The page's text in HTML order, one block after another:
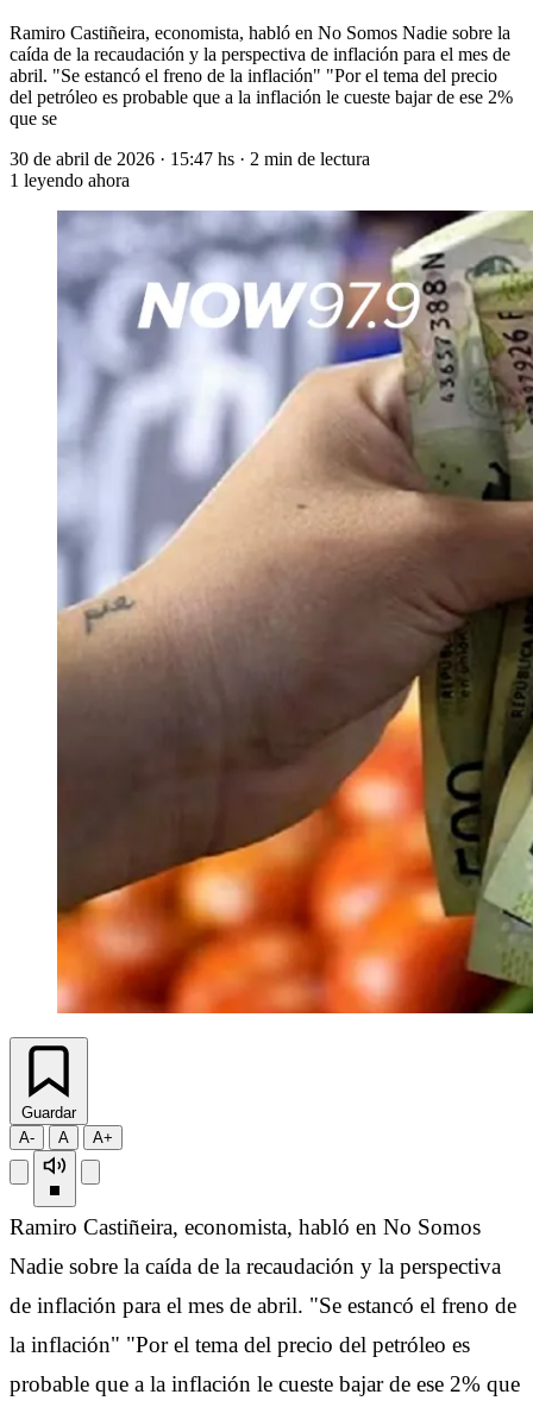
Ramiro Castiñeira, economista, habló en No Somos Nadie sobre la
caída de la recaudación y la perspectiva de inflación para el mes de
abril. "Se estancó el freno de la inflación" "Por el tema del precio
del petróleo es probable que a la inflación le cueste bajar de ese 2%
que se
30 de abril de 2026 · 15:47 hs · 2 min de lectura
1 leyendo ahora
Guardar
A-
A A+
Ramiro Castiñeira, economista, habló en No Somos
Nadie sobre la caída de la recaudación y la perspectiva
de inflación para el mes de abril. "Se estancó el freno de
la inflación" "Por el tema del precio del petróleo es
probable que a la inflación le cueste bajar de ese 2% que